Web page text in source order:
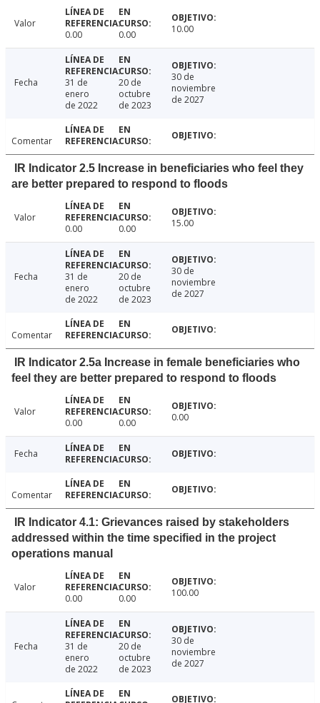
Valor
0.00
0.00 10.00
Fecha
31 de
enero
de 2022
20 de
octubre
de 2023
30 de
noviembre
de 2027
Comentar
IR Indicator 2.5 Increase in beneficiaries who feel they
are better prepared to respond to floods
Valor
0.00
0.00 15.00
Fecha
31 de
enero
de 2022
20 de
octubre
de 2023
30 de
noviembre
de 2027
Comentar
IR Indicator 2.5a Increase in female beneficiaries who
feel they are better prepared to respond to floods
Valor
0.00
0.00 0.00
Fecha
Comentar
IR Indicator 4.1: Grievances raised by stakeholders
addressed within the time specified in the project
operations manual
Valor
0.00
0.00 100.00
Fecha
31 de
enero
de 2022
20 de
octubre
de 2023
30 de
noviembre
de 2027